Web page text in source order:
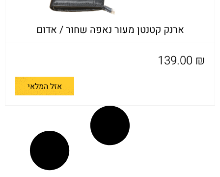
ארנק קטנטן מעור נאפה שחור / אדום
139.00 ₪
אזל המלאי